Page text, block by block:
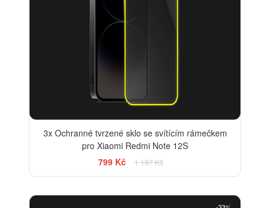
3x Ochranné tvrzené sklo se svítícím rámečkem
pro Xiaomi Redmi Note 12S
799 Kč
1 197 Kč